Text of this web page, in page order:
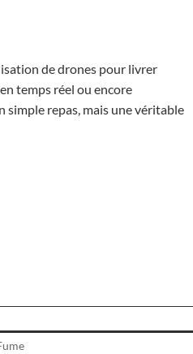
de drones pour livrer
temps réel ou encore
simple repas, mais une véritable